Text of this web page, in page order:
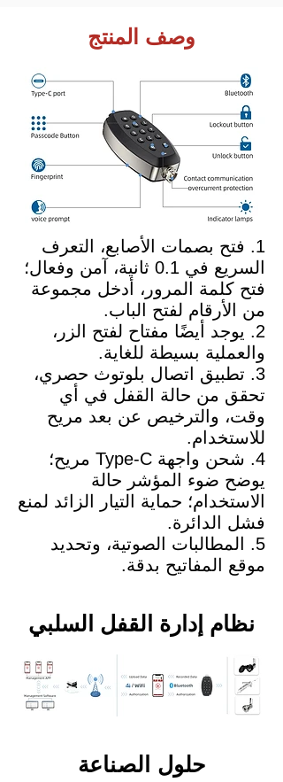
وصف المنتج
1. فتح بصمات الأصابع، التعرف
السريع في 0.1 ثانية، آمن وفعال؛
فتح كلمة المرور، أدخل مجموعة
من الأرقام لفتح الباب.
2. يوجد أيضًا مفتاح لفتح الزر،
والعملية بسيطة للغاية.
3. تطبيق اتصال بلوتوث حصري،
تحقق من حالة القفل في أي
وقت، والترخيص عن بعد مريح
للاستخدام.
4. شحن واجهة Type-C مريح؛
يوضح ضوء المؤشر حالة
الاستخدام؛ حماية التيار الزائد لمنع
فشل الدائرة.
5. المطالبات الصوتية، وتحديد
موقع المفاتيح بدقة.
نظام إدارة القفل السلبي
حلول الصناعة